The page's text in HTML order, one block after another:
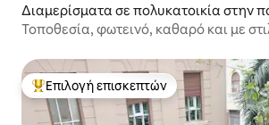
Διαμερίσματα σε πολυκατοικία στην
Maadi as Sarayat Al Gharbeyah
Τοποθεσία, φωτεινό, καθαρό και με
Κορυφαία επιλογή επισκεπτών
Επιλογή επισκεπτών